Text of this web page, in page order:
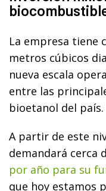
La empresa tiene
metros cúbicos
nueva escala
entre las
bioetanol del país.
A partir de este
demandará cerca
por año para su
que hoy estamos